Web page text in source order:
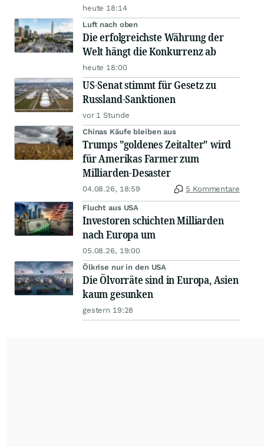
heute 18:14
Luft nach oben
Die erfolgreichste Währung der
Welt hängt die Konkurrenz ab
heute 18:00
US-Senat stimmt für Gesetz zu
Russland-Sanktionen
vor 1 Stunde
Chinas Käufe bleiben aus
Trumps "goldenes Zeitalter" wird
für Amerikas Farmer zum
Milliarden-Desaster
04.08.26, 18:59 5 Kommentare
Flucht aus USA
Investoren schichten Milliarden
nach Europa um
05.08.26, 19:00
Ölkrise nur in den USA
Die Ölvorräte sind in Europa, Asien
kaum gesunken
gestern 19:28